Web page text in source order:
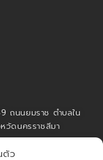
ตัว
ถนนยมราช ตำบลใน
วัดนครราชสีมา